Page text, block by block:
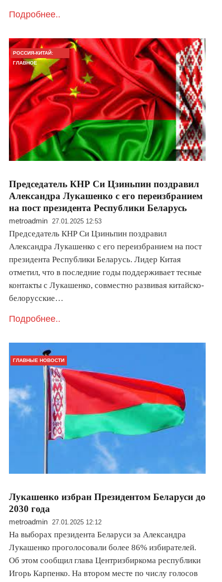
Подробнее..
РОССИЯ-КИТАЙ:
ГЛАВНОЕ
Председатель КНР Си Цзиньпин поздравил
Александра Лукашенко с его переизбранием
на пост президента Республики Беларусь
metroadmin 27.01.2025 12:53
Председатель КНР Си Цзиньпин поздравил
Александра Лукашенко с его переизбранием на пост
президента Республики Беларусь. Лидер Китая
отметил, что в последние годы поддерживает тесные
контакты с Лукашенко, совместно развивая китайско-
белорусские…
Подробнее..
ГЛАВНЫЕ НОВОСТИ
Лукашенко избран Президентом Беларуси до
2030 года
metroadmin 27.01.2025 12:12
На выборах президента Беларуси за Александра
Лукашенко проголосовали более 86% избирателей.
Об этом сообщил глава Центризбиркома республики
Игорь Карпенко. На втором месте по числу голосов